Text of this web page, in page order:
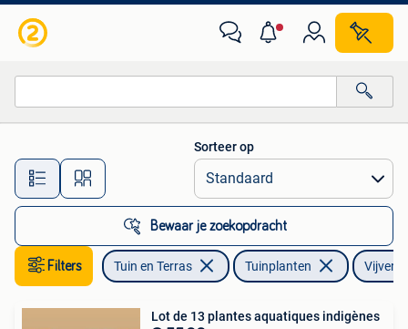
Alle afstanden…
Sorteer op
Bewaar je zoekopdracht
Filters Tuin en Terras Tuinplanten
Lot de 13 plantes aquatiques indigènes